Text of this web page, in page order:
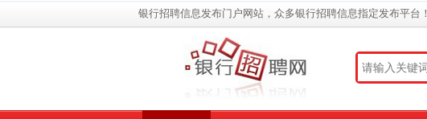
银行招聘信息发布门户网站，众多银行招聘信息指定发布平台！